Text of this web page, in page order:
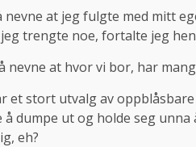
nevne at jeg fulgte med mitt
trengte noe, fortalte jeg
nevne at hvor vi bor, har
et stort utvalg av
å dumpe ut og holde seg
eh?